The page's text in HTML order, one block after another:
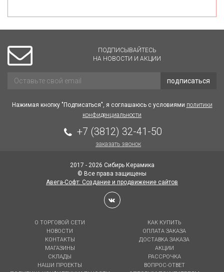
ПОДПИСЫВАЙТЕСЬ
НА НОВОСТИ И АКЦИИ
подписаться
Нажимая кнопку "Подписаться", я соглашаюсь с условиями политики
конфиденциальности
+7 (3812) 32-41-50
заказать звонок
2017 - 2026 Сибирь Керамика
© Все права защищены
Авега-Софт: Создание и продвижение сайтов
О ТОРГОВОЙ СЕТИ
НОВОСТИ
КОНТАКТЫ
МАГАЗИНЫ
СКЛАДЫ
НАШИ ПРОЕКТЫ
КАК КУПИТЬ
ОПЛАТА ЗАКАЗА
ДОСТАВКА ЗАКАЗА
АКЦИИ
РАССРОЧКА
ВОПРОС-ОТВЕТ